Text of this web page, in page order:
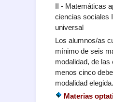
II - Matemáticas
ciencias sociales
universal
Los alumnos/as
mínimo de seis
modalidad, de las
menos cinco
modalidad elegida.
Materias